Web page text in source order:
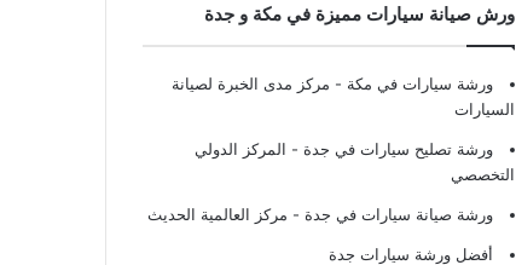
ورش صيانة سيارات مميزة في مكة و جدة
ورشة سيارات في مكة - مركز مدى الخبرة لصيانة
السيارات
ورشة تصليح سيارات في جدة - المركز الدولي
التخصصي
ورشة صيانة سيارات في جدة - مركز العالمية الحديث
أفضل ورشة سيارات جدة